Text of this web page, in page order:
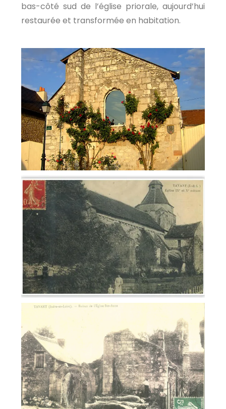
bas-côté sud de l’église priorale, aujourd’hui
restaurée et transformée en habitation.